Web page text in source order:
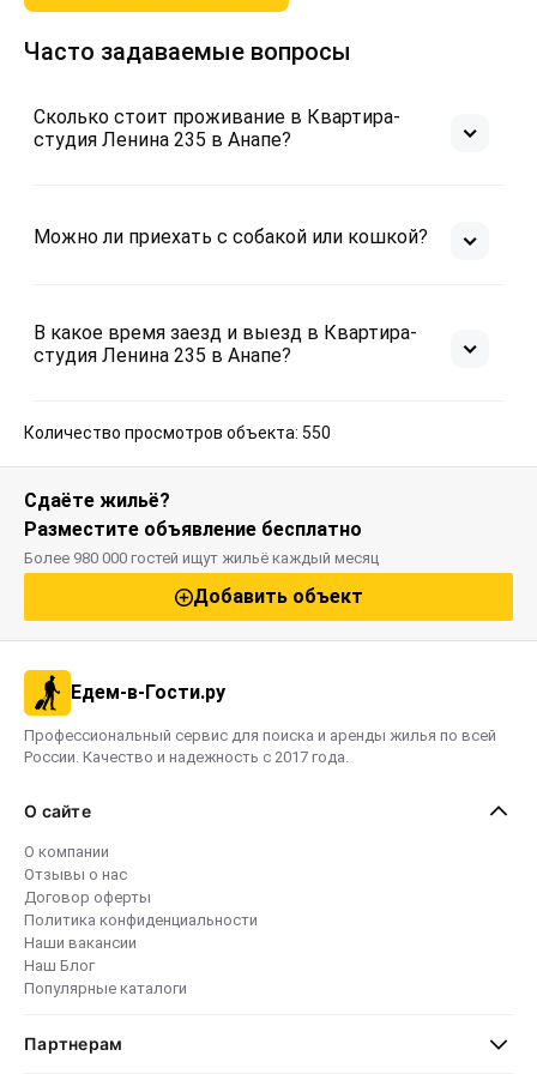
-все виды курения
-вечеринки, а также шум после 23:00
-нетрезвое состояние
Часто задаваемые вопросы
Сколько стоит проживание в Квартира-
студия Ленина 235 в Анапе?
Можно ли приехать с собакой или кошкой?
В какое время заезд и выезд в Квартира-
студия Ленина 235 в Анапе?
Количество просмотров объекта: 550
Сдаёте жильё?
Разместите объявление бесплатно
Более 980 000 гостей ищут жильё каждый месяц
Добавить объект
Едем-в-Гости.ру
Профессиональный сервис для поиска и аренды жилья по всей
России. Качество и надежность с 2017 года.
О сайте
О компании
Отзывы о нас
Договор оферты
Политика конфиденциальности
Наши вакансии
Наш Блог
Популярные каталоги
Партнерам